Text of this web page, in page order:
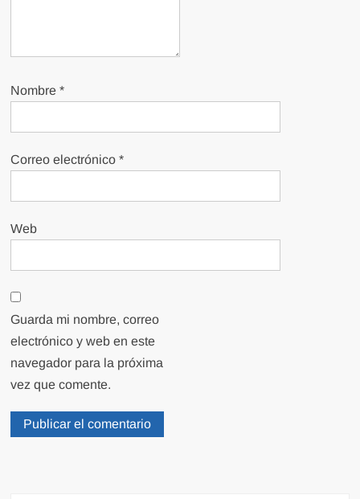
Nombre*
Correo electrónico*
Web
Guarda mi nombre, correo
electrónico y web en este
navegador para la próxima
vez que comente.